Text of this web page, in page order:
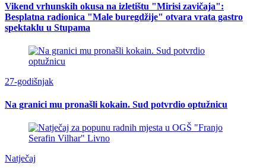
Vikend vrhunskih okusa na izletištu "Mirisi zavičaja":
Besplatna radionica "Male buregdžije" otvara vrata gastro
spektaklu u Stupama
27-godišnjak
Na granici mu pronašli kokain. Sud potvrdio optužnicu
Natječaj